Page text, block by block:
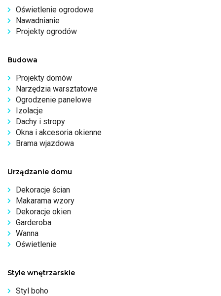
Oświetlenie ogrodowe
Nawadnianie
Projekty ogrodów
Budowa
Projekty domów
Narzędzia warsztatowe
Ogrodzenie panelowe
Izolacje
Dachy i stropy
Okna i akcesoria okienne
Brama wjazdowa
Urządzanie domu
Dekoracje ścian
Makarama wzory
Dekoracje okien
Garderoba
Wanna
Oświetlenie
Style wnętrzarskie
Styl boho